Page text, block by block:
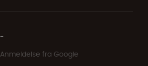
-
Anmeldelse fra Google